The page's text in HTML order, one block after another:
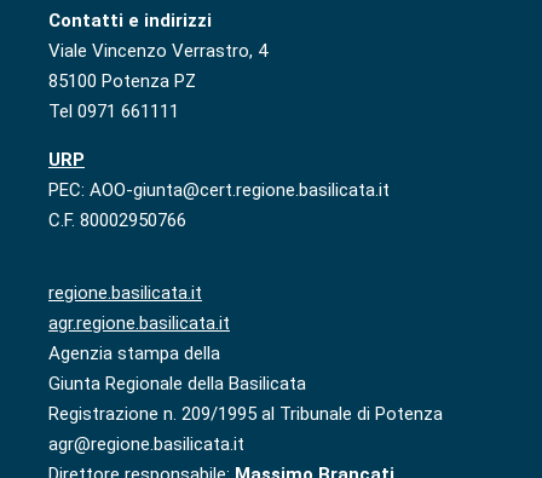
Contatti e indirizzi
Viale Vincenzo Verrastro, 4
85100 Potenza PZ
Tel 0971 661111
URP
PEC: AOO-giunta@cert.regione.basilicata.it
C.F. 80002950766
regione.basilicata.it
agr.regione.basilicata.it
Agenzia stampa della
Giunta Regionale della Basilicata
Registrazione n. 209/1995 al Tribunale di Potenza
agr@regione.basilicata.it